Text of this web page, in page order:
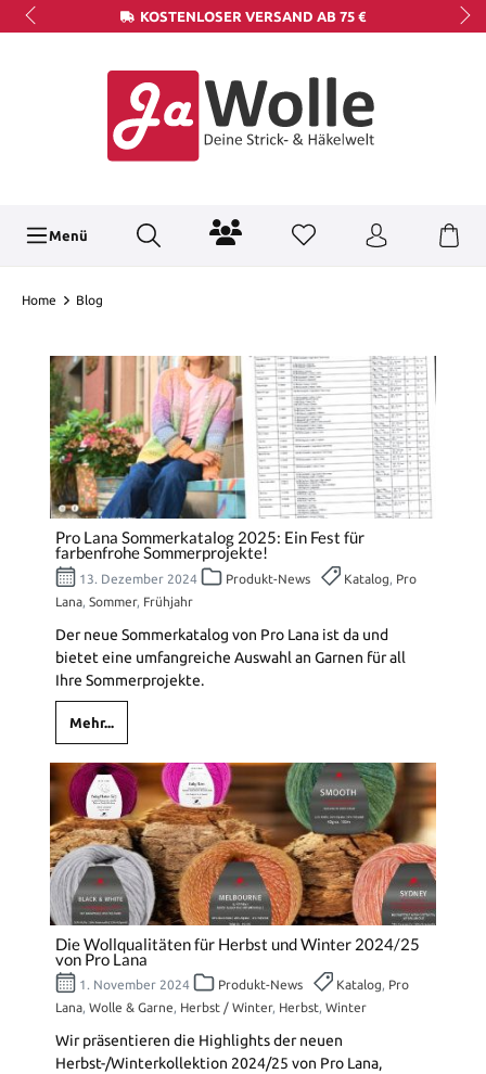
KOSTENLOSER VERSAND AB 75 €
Menü
Home Blog
Pro Lana Sommerkatalog 2025: Ein Fest für
farbenfrohe Sommerprojekte!
13. Dezember 2024 Produkt-News Katalog, Pro
Lana, Sommer, Frühjahr
Der neue Sommerkatalog von Pro Lana ist da und
bietet eine umfangreiche Auswahl an Garnen für all
Ihre Sommerprojekte.
Mehr...
Die Wollqualitäten für Herbst und Winter 2024/25
von Pro Lana
1. November 2024 Produkt-News Katalog, Pro
Lana, Wolle & Garne, Herbst / Winter, Herbst, Winter
Wir präsentieren die Highlights der neuen
Herbst-/Winterkollektion 2024/25 von Pro Lana,